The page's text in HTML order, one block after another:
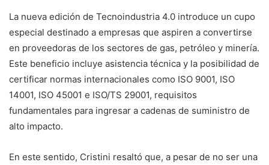
La nueva edición de Tecnoindustria 4.0 introduce un cupo
especial destinado a empresas que aspiren a convertirse
en proveedoras de los sectores de gas, petróleo y minería.
Este beneficio incluye asistencia técnica y la posibilidad de
certificar normas internacionales como ISO 9001, ISO
14001, ISO 45001 e ISO/TS 29001, requisitos
fundamentales para ingresar a cadenas de suministro de
alto impacto.
En este sentido, Cristini resaltó que, a pesar de no ser una